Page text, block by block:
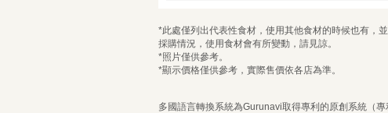
*此處僅列出代表性食材，使用其他食材的時候也有，
採購情況，使用食材會有所變動，請見諒。
*照片僅供參考。
*顯示價格僅供參考，實際售價依各店為準。
多國語言轉換系統為Gurunavi取得專利的原創系統（